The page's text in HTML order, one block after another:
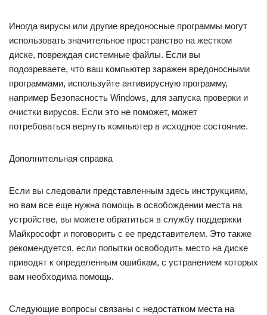
Иногда вирусы или другие вредоносные программы могут
использовать значительное пространство на жестком
диске, повреждая системные файлы. Если вы
подозреваете, что ваш компьютер заражен вредоносными
программами, используйте антивирусную программу,
например Безопасность Windows, для запуска проверки и
очистки вирусов. Если это не поможет, может
потребоваться вернуть компьютер в исходное состояние.
Дополнительная справка
Если вы следовали представленным здесь инструкциям,
но вам все еще нужна помощь в освобождении места на
устройстве, вы можете обратиться в службу поддержки
Майкрософт и поговорить с ее представителем. Это также
рекомендуется, если попытки освободить место на диске
приводят к определенным ошибкам, с устранением которых
вам необходима помощь.
Следующие вопросы связаны с недостатком места на